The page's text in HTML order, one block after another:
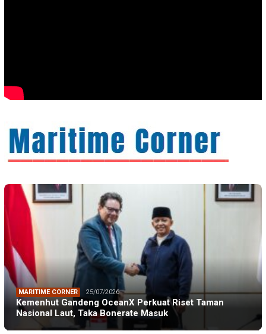
MARITIME CORNER 25/07/2026
Kemenhut Gandeng OceanX Perkuat Riset Taman
Nasional Laut, Taka Bonerate Masuk